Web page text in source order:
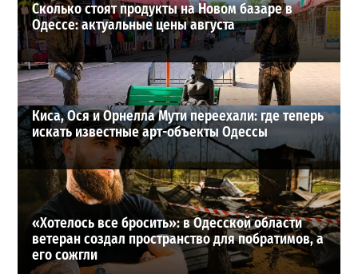
Сколько стоят продукты на Новом базаре в
Одессе: актуальные цены августа
Киса, Ося и Орнелла Мути переехали: где теперь
искать известные арт-объекты Одессы
«Хотелось все бросить»: в Одесской области
ветеран создал пространство для побратимов, а
его сожгли